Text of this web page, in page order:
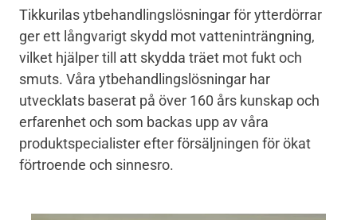
Tikkurilas ytbehandlingslösningar för ytterdörrar
ger ett långvarigt skydd mot vatteninträngning,
vilket hjälper till att skydda träet mot fukt och
smuts. Våra ytbehandlingslösningar har
utvecklats baserat på över 160 års kunskap och
erfarenhet och som backas upp av våra
produktspecialister efter försäljningen för ökat
förtroende och sinnesro.